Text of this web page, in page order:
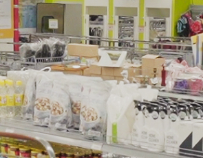
매장안내
장애인 일자리 창출
CI 소개
조직도
인권 및 윤리 강령
기증소식
협력기업
자원봉사